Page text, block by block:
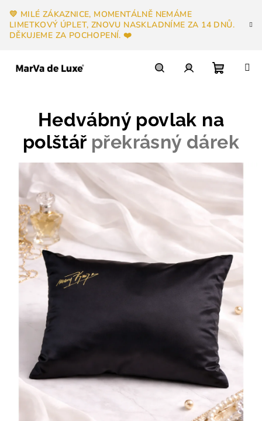
obsah
💛 MILÉ ZÁKAZNICE, MOMENTÁLNĚ NEMÁME
LIMETKOVÝ ÚPLET, ZNOVU NASKLADNÍME ZA 14 DNŮ.
DĚKUJEME ZA POCHOPENÍ. ❤️
košík
Hedvábný povlak na
polštář překrásný dárek